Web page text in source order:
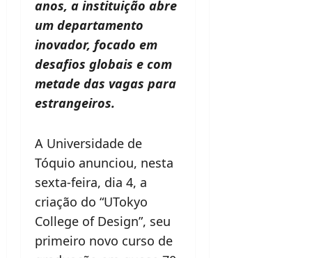
anos, a instituição abre
um departamento
inovador, focado em
desafios globais e com
metade das vagas para
estrangeiros.
A Universidade de
Tóquio anunciou, nesta
sexta-feira, dia 4, a
criação do “UTokyo
College of Design”, seu
primeiro novo curso de